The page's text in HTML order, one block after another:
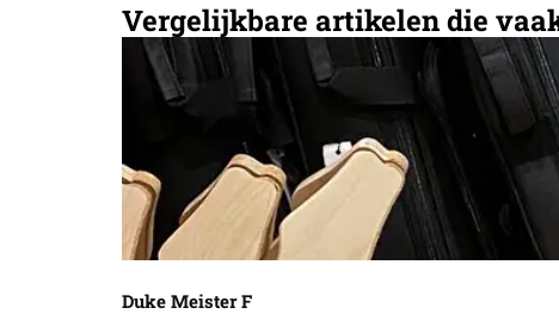
Vergelijkbare artikelen die
Duke Meister F